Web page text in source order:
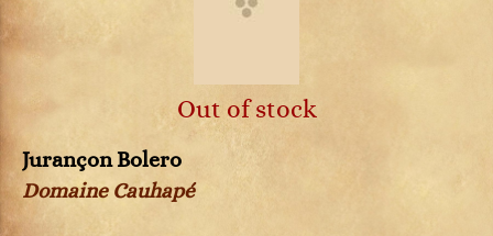
Out of stock
Jurançon Bolero
Domaine Cauhapé